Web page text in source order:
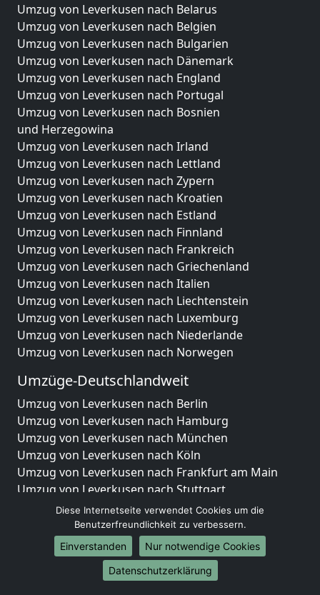
Umzug von Leverkusen nach Belarus
Umzug von Leverkusen nach Belgien
Umzug von Leverkusen nach Bulgarien
Umzug von Leverkusen nach Dänemark
Umzug von Leverkusen nach England
Umzug von Leverkusen nach Portugal
Umzug von Leverkusen nach Bosnien
und Herzegowina
Umzug von Leverkusen nach Irland
Umzug von Leverkusen nach Lettland
Umzug von Leverkusen nach Zypern
Umzug von Leverkusen nach Kroatien
Umzug von Leverkusen nach Estland
Umzug von Leverkusen nach Finnland
Umzug von Leverkusen nach Frankreich
Umzug von Leverkusen nach Griechenland
Umzug von Leverkusen nach Italien
Umzug von Leverkusen nach Liechtenstein
Umzug von Leverkusen nach Luxemburg
Umzug von Leverkusen nach Niederlande
Umzug von Leverkusen nach Norwegen
Umzüge-Deutschlandweit
Umzug von Leverkusen nach Berlin
Umzug von Leverkusen nach Hamburg
Umzug von Leverkusen nach München
Umzug von Leverkusen nach Köln
Umzug von Leverkusen nach Frankfurt am Main
Umzug von Leverkusen nach Stuttgart
Umzug von Leverkusen nach Düsseldorf
Umzug von Leverkusen nach Leipzig
Umzug von Leverkusen nach Dortmund
Umzug von Leverkusen nach Essen
Umzug von Leverkusen nach Bremen
Diese Internetseite verwendet Cookies um die
Benutzerfreundlichkeit zu verbessern.
Einverstanden
Nur notwendige Cookies
Datenschutzerklärung